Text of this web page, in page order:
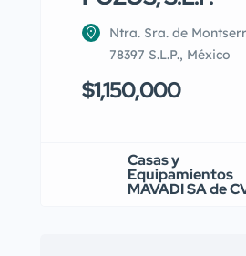
Ntra. Sra. de
78397 S.L.P., México
$1,150,000
Casas y
Equipamientos
MAVADI SA de